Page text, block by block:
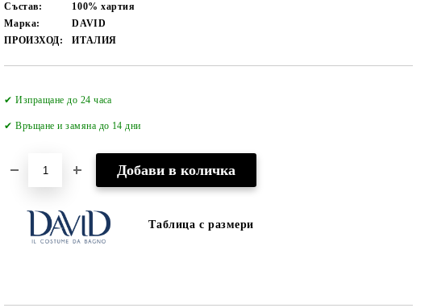
Състав:
100% хартия
Марка:
DAVID
ПРОИЗХОД:
ИТАЛИЯ
✔ Изпращане до 24 часа
✔ Връщане и замяна до 14 дни
Таблица с размери